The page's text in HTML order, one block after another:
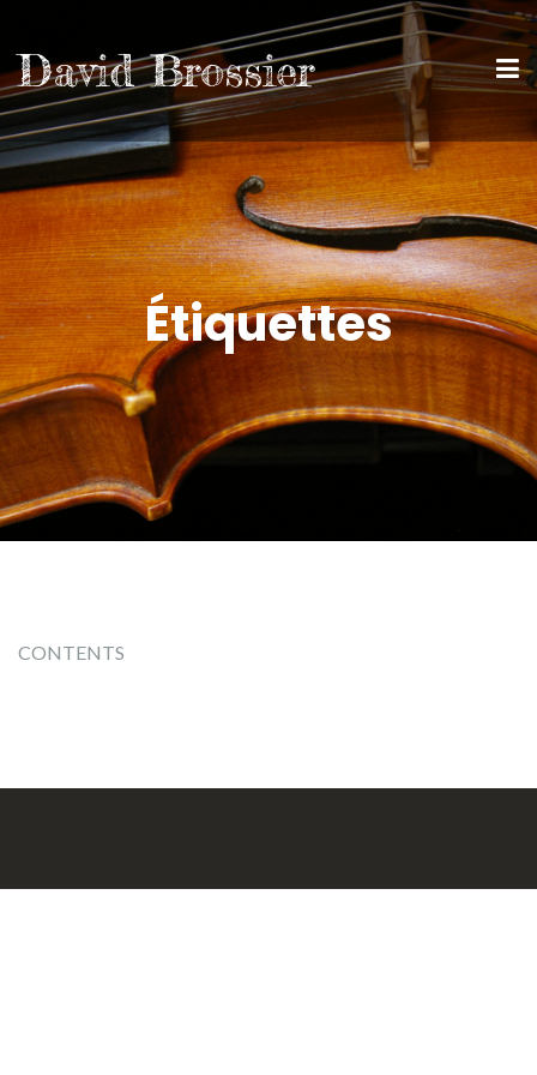
David Brossier
Étiquettes
CONTENTS